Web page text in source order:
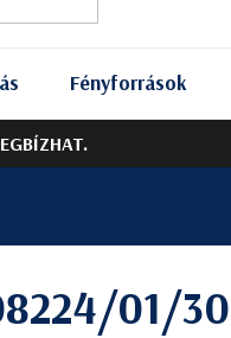
Fényforrások
01/30